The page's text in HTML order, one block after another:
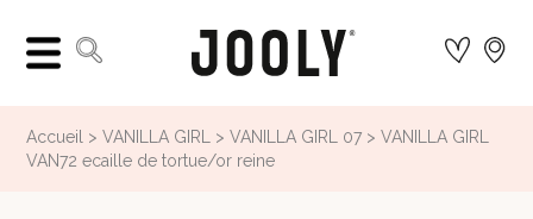
Accueil VANILLA GIRL VANILLA GIRL 07
VANILLA GIRL
VAN72 ecaille de tortue/or reine